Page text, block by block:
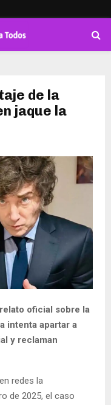
de la
jaque la
oficial sobre la
intenta apartar a
y reclaman
redes la
de 2025, el caso